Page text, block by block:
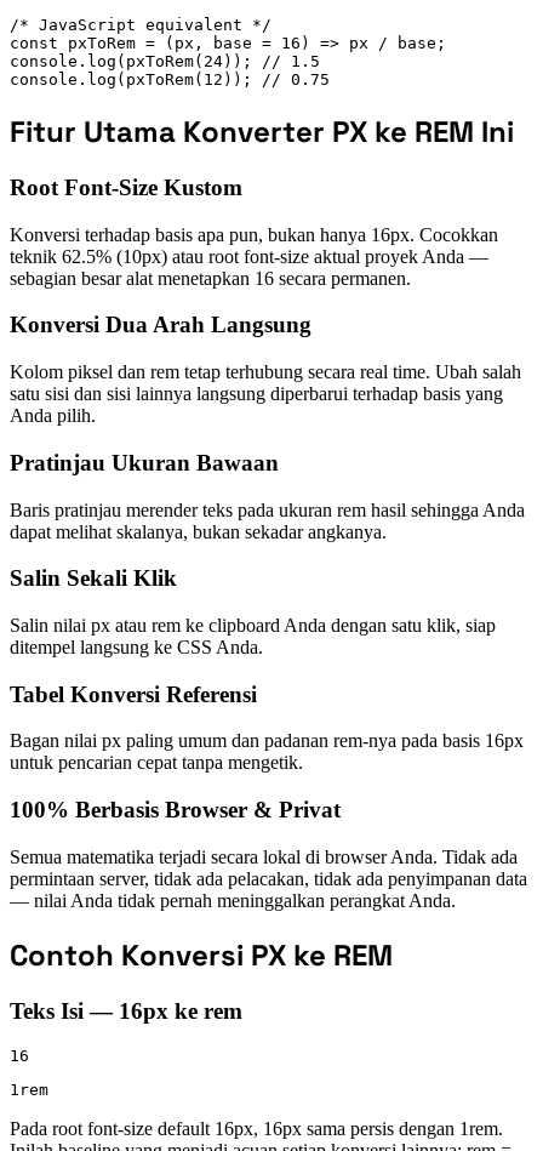
/* JavaScript equivalent */
const pxToRem = (px, base = 16) => px / base;
console.log(pxToRem(24)); // 1.5
console.log(pxToRem(12)); // 0.75
Fitur Utama Konverter PX ke REM Ini
Root Font-Size Kustom
Konversi terhadap basis apa pun, bukan hanya 16px. Cocokkan
teknik 62.5% (10px) atau root font-size aktual proyek Anda —
sebagian besar alat menetapkan 16 secara permanen.
Konversi Dua Arah Langsung
Kolom piksel dan rem tetap terhubung secara real time. Ubah salah
satu sisi dan sisi lainnya langsung diperbarui terhadap basis yang
Anda pilih.
Pratinjau Ukuran Bawaan
Baris pratinjau merender teks pada ukuran rem hasil sehingga Anda
dapat melihat skalanya, bukan sekadar angkanya.
Salin Sekali Klik
Salin nilai px atau rem ke clipboard Anda dengan satu klik, siap
ditempel langsung ke CSS Anda.
Tabel Konversi Referensi
Bagan nilai px paling umum dan padanan rem-nya pada basis 16px
untuk pencarian cepat tanpa mengetik.
100% Berbasis Browser & Privat
Semua matematika terjadi secara lokal di browser Anda. Tidak ada
permintaan server, tidak ada pelacakan, tidak ada penyimpanan data
— nilai Anda tidak pernah meninggalkan perangkat Anda.
Contoh Konversi PX ke REM
Teks Isi — 16px ke rem
16
1rem
Pada root font-size default 16px, 16px sama persis dengan 1rem.